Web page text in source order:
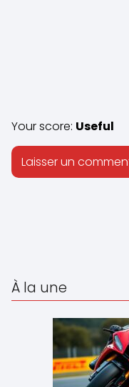
Your score: Useful
À la une